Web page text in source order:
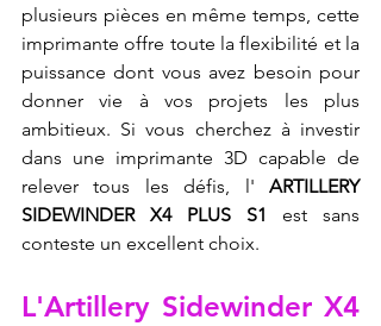
plusieurs pièces en même temps, cette
imprimante offre toute la flexibilité et la
puissance dont vous avez besoin pour
donner vie à vos projets les plus
ambitieux. Si vous cherchez à investir
dans une imprimante 3D capable de
relever tous les défis, l' ARTILLERY
SIDEWINDER X4 PLUS S1
est sans
conteste un excellent choix.
L'Artillery Sidewinder X4